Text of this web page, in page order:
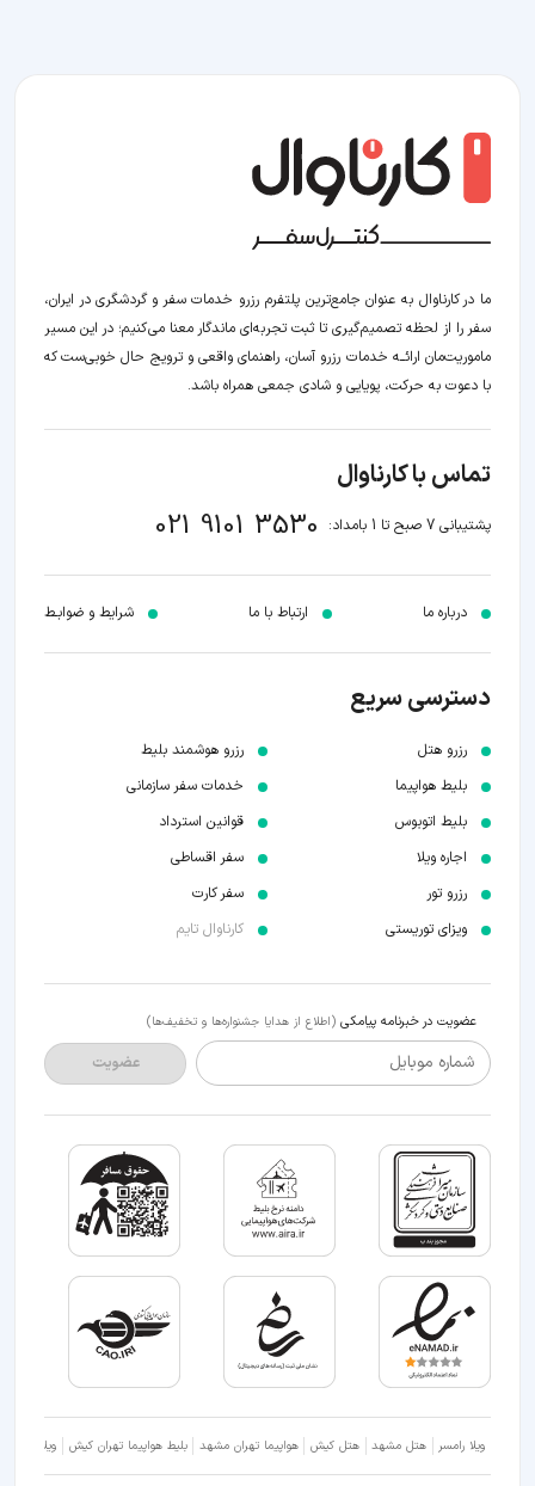
ما در کارناوال به عنوان جامع‌ترین پلتفرم رزرو خدمات سفر و گردشگری در ایران،
سفر را از لحظه‌ تصمیم‌گیری تا ثبت تجربه‌ای ماندگار معنا می‌کنیم؛ در این مسیر‍
ماموریت‌مان اراﺋــﻪ خدمات رزرو آسان، راهنمای واقعی و ترویج حال خوبی‌ست که
با دعوت به حرکت، پویایی و شادی جمعی همراه باشد.
تماس با کارناوال
پشتیبانی 7 صبح تا 1 بامداد: 021 9101 3530
درباره ما ارتباط با ما شرایط و ضوابـط
دسترسی سریع
رزرو هتل
بلیط هواپیما
بلیط اتوبوس
اجاره ویلا
رزرو تور
ویزای توریستی
رزرو هوشمند بلیط
خدمات سفر سازمانی
قوانین استرداد
سفر اقساطی
سفر کارت
کارناوال تایم
عضویت در خبرنامه پیامکی (اطلاع از هدایا جشنواره‌ها و تخفیف‌ها)
شماره موبایل عضویت
ویلا رامسر هتل مشهد هتل کیش هواپیما تهران مشهد بلیط هواپیما تهران کیش ویلا شمال